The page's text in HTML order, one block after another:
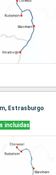
Estrasburgo
incluidas